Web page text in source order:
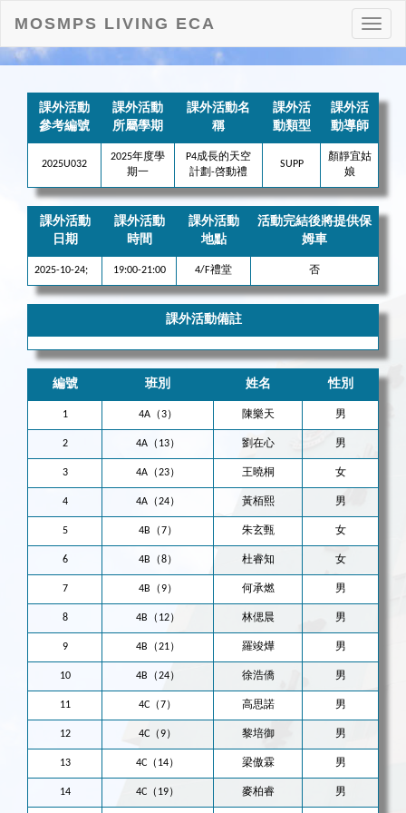
打
開
MOSMPS LIVING ECA
課外活動
參考編號
課外活動
所屬學期
課外活動名
稱
課外活
動類型
課外活
動導師
2025U032
2025年度學
期一
P4成長的天空
計劃-啓動禮
SUPP
顏靜宜姑
娘
課外活動
日期
課外活動
時間
課外活動
地點
活動完結後將提供保
姆車
2025-10-24; 19:00-21:00 4/F禮堂 否
課外活動備註
編號 班別 姓名 性別
1 4A（3） 陳樂天 男
2 4A（13） 劉在心 男
3 4A（23） 王曉桐 女
4 4A（24） 黃栢熙 男
5 4B（7） 朱玄甄 女
6 4B（8） 杜睿知 女
7 4B（9） 何承燃 男
8 4B（12） 林偲晨 男
9 4B（21） 羅竣燁 男
10 4B（24） 徐浩僑 男
11 4C（7） 高思諾 男
12 4C（9） 黎培御 男
13 4C（14） 梁傲霖 男
14 4C（19） 麥柏睿 男